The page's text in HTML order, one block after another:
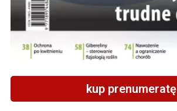
kup prenumeratę